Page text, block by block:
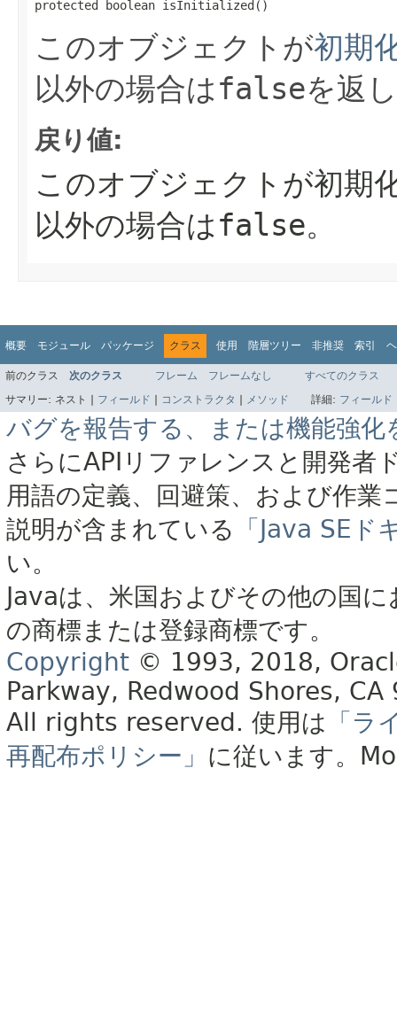
protected boolean isInitialized()
このオブジェクトが初期
以外の場合はfalseを返
戻り値:
このオブジェクトが初期
以外の場合はfalse。
概要 モジュール パッケージ クラス 使用 階層ツリー 非推奨 索引
前のクラス 次のクラス フレーム フレームなし
すべてのクラス
サマリー: ネスト | フィールド | コンストラクタ | メソッド 詳細: フィールド
バグを報告する、または機能強化
さらにAPIリファレンスと開発者
用語の定義、回避策、および作
説明が含まれている
「Java SE
い。
Javaは、米国およびその他の国
の商標または登録商標です。
Copyright © 1993, 2018,
Parkway, Redwood Shores, CA
All rights reserved. 使用は 「ラ
再配布ポリシー」 に従います。